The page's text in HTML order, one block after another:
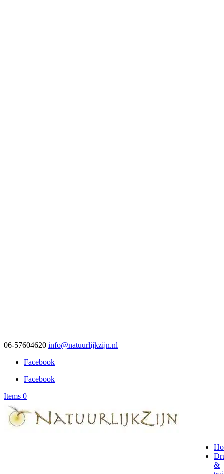
06-57604620 info@natuurlijkzijn.nl
Facebook
Facebook
Items 0
&